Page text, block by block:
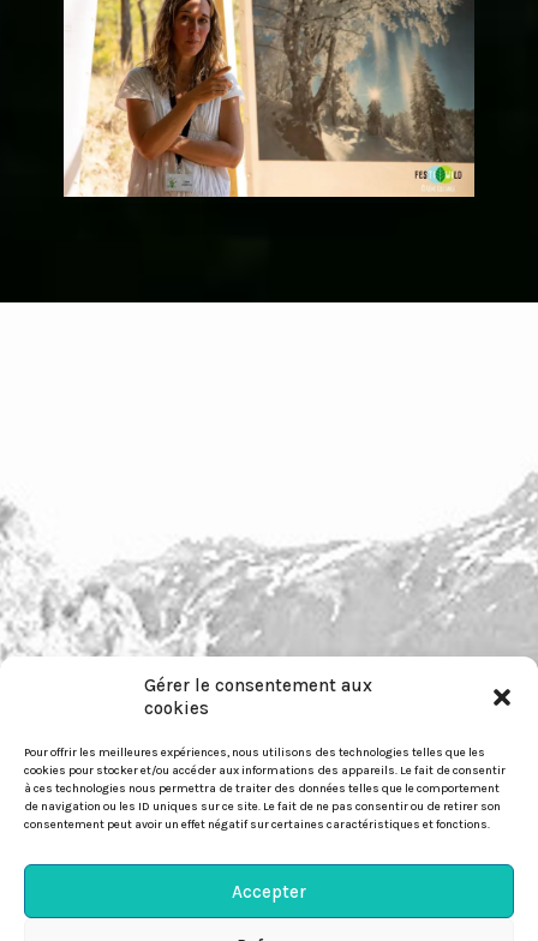
Gérer le consentement aux
cookies
Pour offrir les meilleures expériences, nous utilisons des technologies telles que les
cookies pour stocker et/ou accéder aux informations des appareils. Le fait de consentir
à ces technologies nous permettra de traiter des données telles que le comportement
de navigation ou les ID uniques sur ce site. Le fait de ne pas consentir ou de retirer son
consentement peut avoir un effet négatif sur certaines caractéristiques et fonctions.
Accepter
pour nous contacter :
https://festiwild.org/contact
Politique-de-confidentialité